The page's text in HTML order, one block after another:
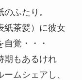
ふたり。
紙茶髪）に彼女
覚・・・
期もあるけれ
ムシェアし、